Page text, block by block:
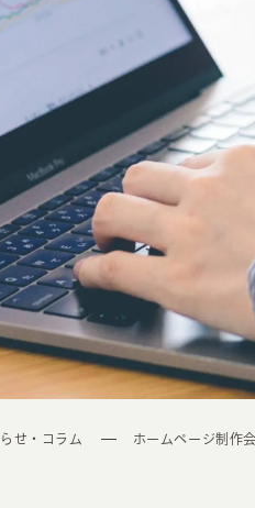
せ・コラム ホームページ制作